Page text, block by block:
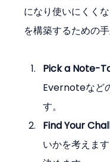
になり使いにくく
を構築するための
Pick a Note-
Evernoteなど
す。
Find Your
いかを考えま